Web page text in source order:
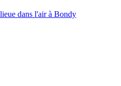
dans l'air à Bondy